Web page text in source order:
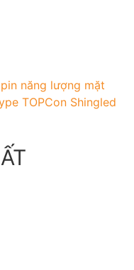
năng lượng mặt
TOPCon Shingled